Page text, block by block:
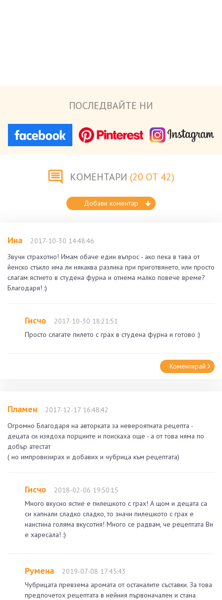
ПОСЛЕДВАЙТЕ НИ
КОМЕНТАРИ (20 ОТ 42)
Добави коментар
Ина
2017-10-30 14:48:46
Звучи страхотно! Имам обаче един въпрос - ако пека в тава от
йенско стъкло има ли някаква разлика при приготвянето, или просто
слагам ястието в студена фурна и отнема малко повече време?
Благодаря! :)
Гисчо
2017-10-30 18:21:51
Просто слагате пилето с грах в студена фурна и готово :)
Коментирай
Пламен
2017-12-17 16:48:42
Огромно Благодаря на авторката за невероятната рецепта -
децата си изядоха порциите и поискаха още - а от това няма по
добър атестат
( но импровизирах и добавих и чубрица към рецептата)
Гисчо
2018-02-06 19:50:15
Много вкусно ястие е пилешкото с грах! А щом и децата са
си хапнали сладко сладко, то значи пилешкото с грах е
наистина голяма вкусотия! Много се радвам, че рецептата Ви
е харесала! :)
Румена
2019-07-08 17:45:43
Чубрицата превзема аромата от останалите съставки. За това
предпочетох рецептата в нейния първоначален и стана